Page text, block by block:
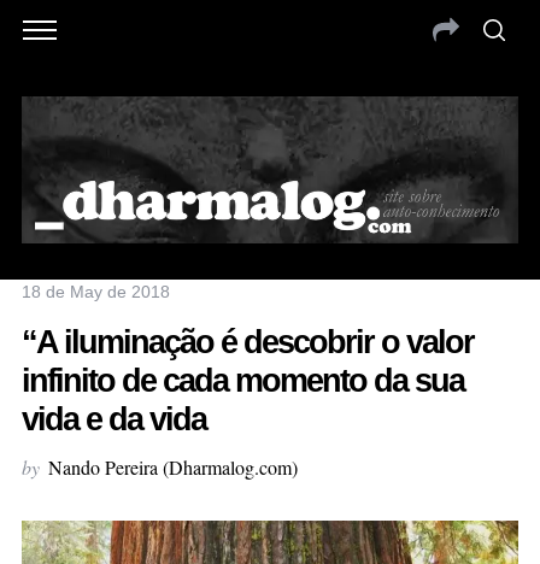
18 de May de 2018
“A iluminação é descobrir o valor
infinito de cada momento da sua
vida e da vida
by Nando Pereira (Dharmalog.com)